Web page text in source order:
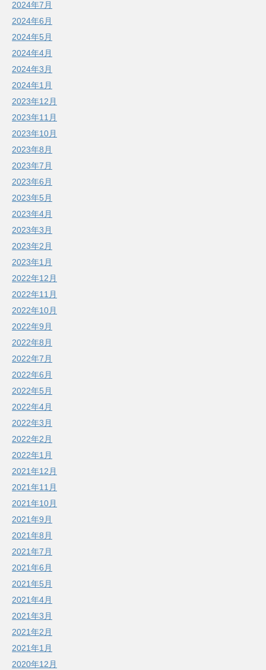
2024年7月
2024年6月
2024年5月
2024年4月
2024年3月
2024年1月
2023年12月
2023年11月
2023年10月
2023年8月
2023年7月
2023年6月
2023年5月
2023年4月
2023年3月
2023年2月
2023年1月
2022年12月
2022年11月
2022年10月
2022年9月
2022年8月
2022年7月
2022年6月
2022年5月
2022年4月
2022年3月
2022年2月
2022年1月
2021年12月
2021年11月
2021年10月
2021年9月
2021年8月
2021年7月
2021年6月
2021年5月
2021年4月
2021年3月
2021年2月
2021年1月
2020年12月